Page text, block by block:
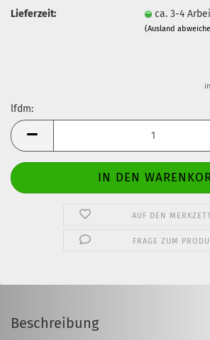
Lieferzeit:
ca. 3-4
(Ausland
lfdm:
lfdm
AUF DEN
FRAGE ZUM
Beschreibung